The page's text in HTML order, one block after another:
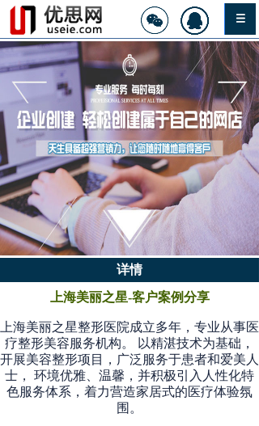
详情
上海美丽之星-客户案例分享
上海美丽之星整形医院成立多年，专业从事医
疗整形美容服务机构。 以精湛技术为基础，
开展美容整形项目，广泛服务于患者和爱美人
士， 环境优雅、温馨，并积极引入人性化特
色服务体系，着力营造家居式的医疗体验氛
围。